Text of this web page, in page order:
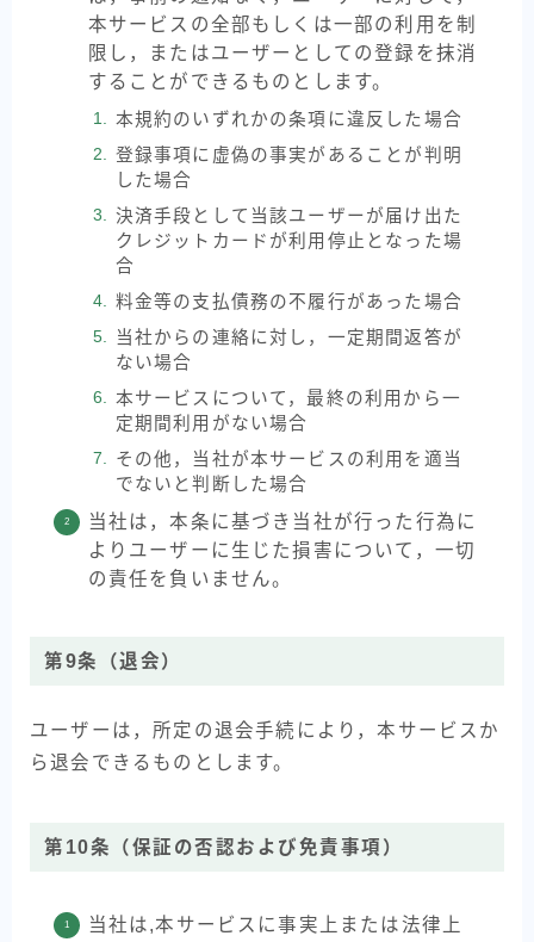
本サービスの全部もしくは一部の利用を制
限し，またはユーザーとしての登録を抹消
することができるものとします。
本規約のいずれかの条項に違反した場合
登録事項に虚偽の事実があることが判明
した場合
決済手段として当該ユーザーが届け出た
クレジットカードが利用停止となった場
合
料金等の支払債務の不履行があった場合
当社からの連絡に対し，一定期間返答が
ない場合
本サービスについて，最終の利用から一
定期間利用がない場合
その他，当社が本サービスの利用を適当
でないと判断した場合
当社は，本条に基づき当社が行った行為に
よりユーザーに生じた損害について，一切
の責任を負いません。
第9条（退会）
ユーザーは，所定の退会手続により，本サービスか
ら退会できるものとします。
第10条（保証の否認および免責事項）
当社は,本サービスに事実上または法律上